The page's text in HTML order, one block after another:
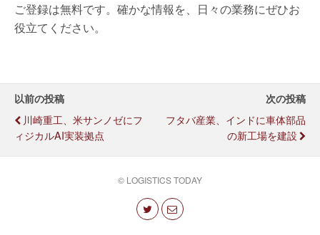
ご登録は無料です。確かな情報を、日々の業務にぜひお
役立てください。
以前の投稿
川崎重工、米サンノゼにフ
ィジカルAI実装拠点
次の投稿
フタバ産業、インドに車体部品
の新工場を建設
© LOGISTICS TODAY